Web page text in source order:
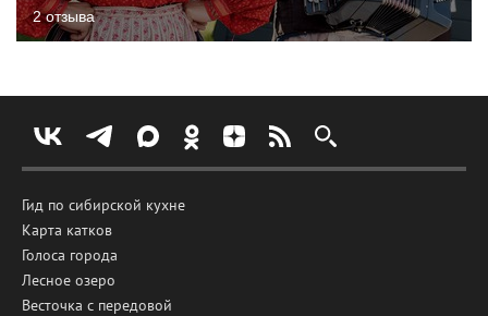
2 отзыва
Гид по сибирской кухне
Карта катков
Голоса города
Лесное озеро
Весточка с передовой